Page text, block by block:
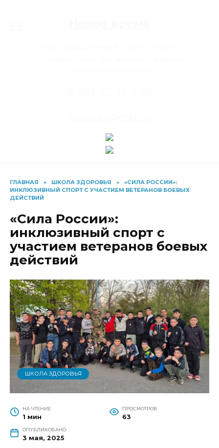
ГЛАВНАЯ » ШКОЛА ЗДОРОВЬЯ »
«СИЛА РОССИИ»:
ИНКЛЮЗИВНЫЙ СПОРТ С УЧАСТИЕМ ВЕТЕРАНОВ БОЕВЫХ
ДЕЙСТВИЙ
«Сила России»:
инклюзивный спорт с
участием ветеранов боевых
действий
ШКОЛА ЗДОРОВЬЯ
НА ЧТЕНИЕ
1 мин
ПРОСМОТРОВ
63
ОПУБЛИКОВАНО
3 мая, 2025